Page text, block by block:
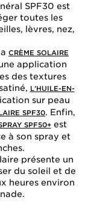
SPF30 est
toutes les
lèvres, nez,
CRÈME SOLAIRE
application
des textures
L’HUILE-EN-
sur peau
SPF30. Enfin,
SPF50+est
à son spray et
présente un
du soleil et de
heures environ